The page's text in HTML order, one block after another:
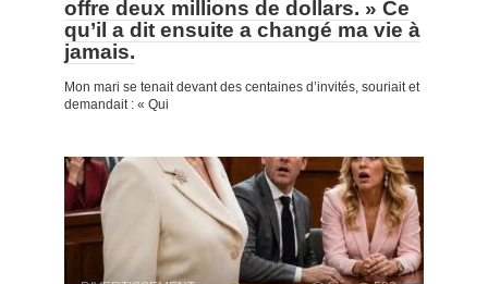
offre deux millions de dollars. » Ce
qu’il a dit ensuite a changé ma vie à
jamais.
Mon mari se tenait devant des centaines d’invités, souriait et
demandait : « Qui